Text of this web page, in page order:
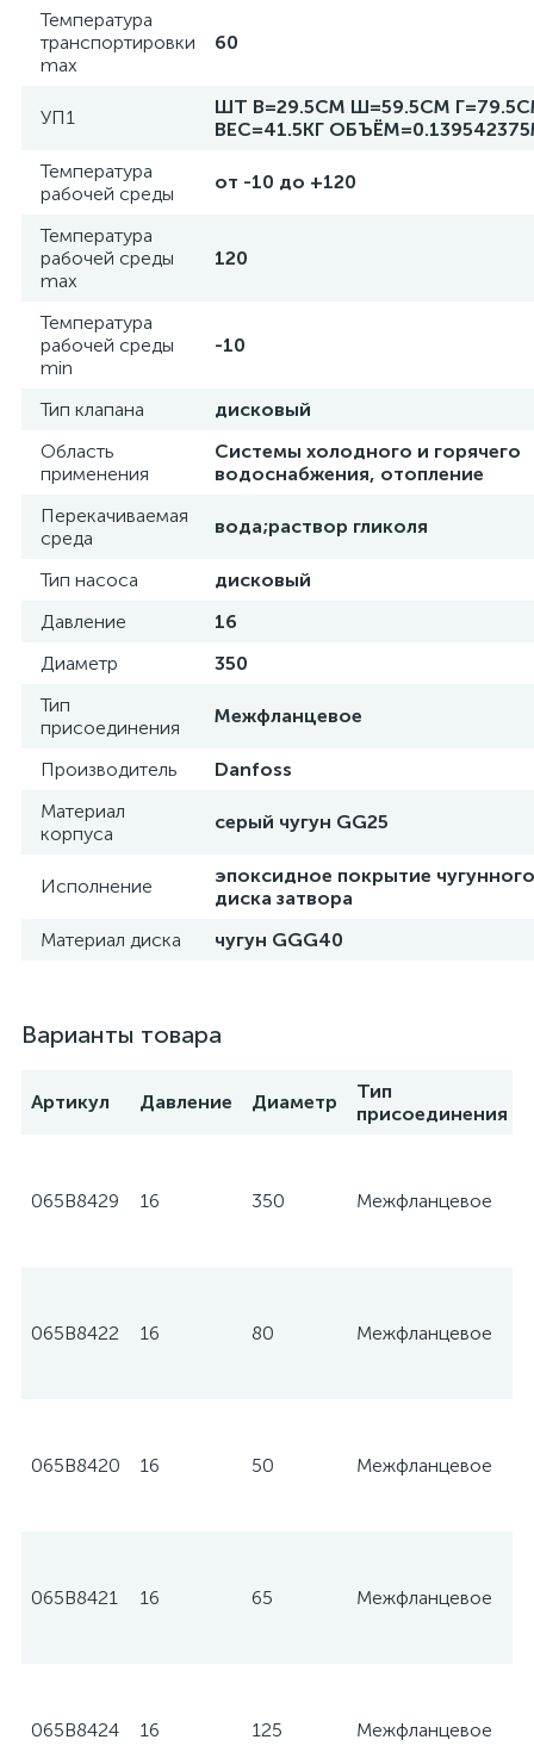
Температура
транспортировки
max
60
УП1
ШТ В=29.5СМ Ш=59.5СМ
ВЕС=41.5КГ
Температура
рабочей среды
от -10 до +120
Температура
рабочей среды
max
120
Температура
рабочей среды
min
-10
Тип клапана
дисковый
Область
применения
Системы холодного и горячего
водоснабжения, отопление
Перекачиваемая
среда
вода;раствор гликоля
Тип насоса
дисковый
Давление
16
Диаметр
350
Тип
присоединения
Межфланцевое
Производитель
Danfoss
Материал
корпуса
серый чугун GG25
Исполнение
эпоксидное покрытие чугунного
диска затвора
Материал диска
чугун GGG40
Варианты товара
Артикул Давление Диаметр
Тип
присоединения
065B8429 16 350 Межфланцевое
065B8422 16 80 Межфланцевое
065B8420 16 50 Межфланцевое
065B8421 16 65 Межфланцевое
065B8424 16 125 Межфланцевое